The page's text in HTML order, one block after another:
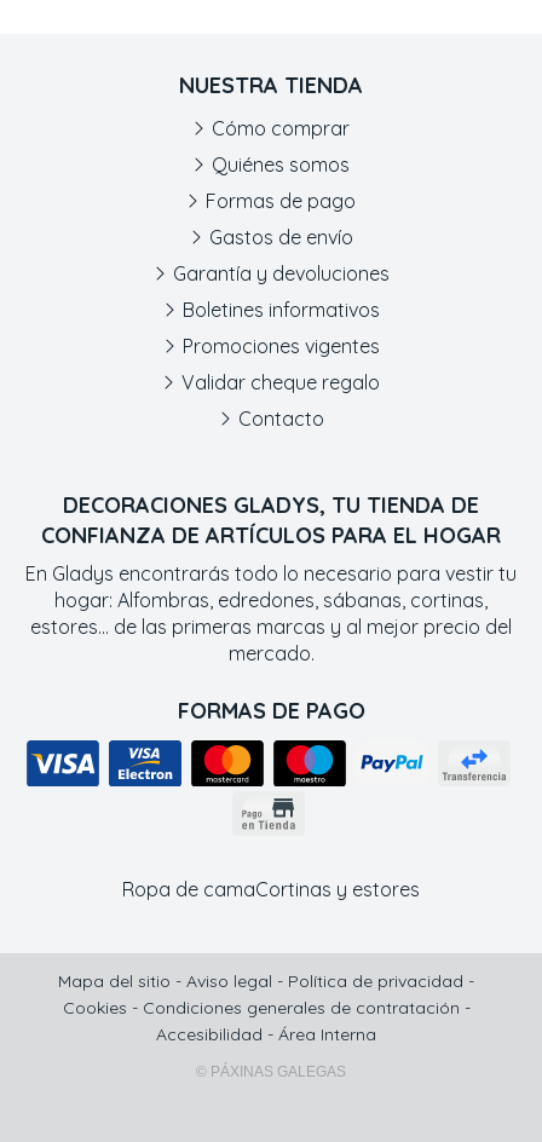
DECORACIONES GLADYS, TU TIENDA DE
CONFIANZA DE ARTÍCULOS PARA EL HOGAR
En Gladys encontrarás todo lo necesario para vestir tu
hogar: Alfombras, edredones, sábanas, cortinas,
estores... de las primeras marcas y al mejor precio del
mercado.
FORMAS DE PAGO
NUESTRA TIENDA
Cómo comprar
Quiénes somos
Formas de pago
Gastos de envío
Garantía y devoluciones
Boletines informativos
Promociones vigentes
Validar cheque regalo
Contacto
Ropa de camaCortinas y estores
Mapa del sitio - Aviso legal - Política de privacidad -
Cookies - Condiciones generales de contratación -
Accesibilidad - Área Interna
© PÁXINAS GALEGAS